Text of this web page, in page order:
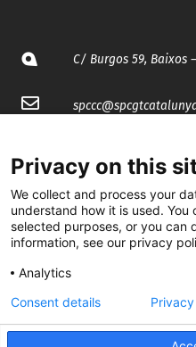
C/ Burgos 59, Baixos
spccc@
@CGTCatalunya
cgtcatalunya
CGTCatalunya
cgtcatalunya
Privacy on this
We collect and process your
understand how it is used.
selected purposes, or you can
information, see our privacy
Analytics
Consent details